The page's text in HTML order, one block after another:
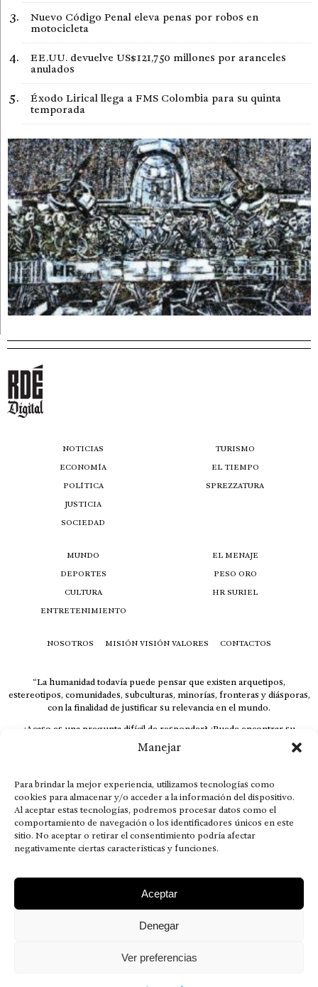
Manejar
Para brindar la mejor experiencia, utilizamos tecnologías como
cookies para almacenar y/o acceder a la información del dispositivo.
Al aceptar estas tecnologías, podremos procesar datos como el
comportamiento de navegación o los identificadores únicos en este
sitio. No aceptar o retirar el consentimiento podría afectar
negativamente ciertas características y funciones.
Aceptar
Denegar
Ver preferencias
Nuevo Código Penal eleva penas por robos en
motocicleta
EE.UU. devuelve US$121,750 millones por aranceles
anulados
Éxodo Lirical llega a FMS Colombia para su quinta
temporada
NOTICIAS
ECONOMÍA
POLÍTICA
JUSTICIA
SOCIEDAD
TURISMO
EL TIEMPO
SPREZZATURA
MUNDO
DEPORTES
CULTURA
ENTRETENIMIENTO
EL MENAJE
PESO ORO
HR SURIEL
NOSOTROS MISIÓN VISIÓN VALORES CONTACTOS
“La humanidad todavía puede pensar que existen arquetipos,
estereotipos, comunidades, subculturas, minorías, fronteras y diásporas,
con la finalidad de justificar su relevancia en el mundo.
¿Acaso es una pregunta difícil de responder? ¿Puede encontrar su
respuesta al instante, otorgando al receptor cuestionado espacio y
velocidad suficiente para responder correctamente? De no ser así, el que
El concepto de familia no está limitado exclusivamente a la sangre; seres
que surgen en nuestro diario vivir suelen pesar más que los
emparentados. Más bien, el apego de estas dos versiones de seres
queridos mueve ideales provenientes de sus vivencias.
This is for nuestra gente.” – HRSuriel
MISIÓN VISIÓN VALORES
CONTACTOS